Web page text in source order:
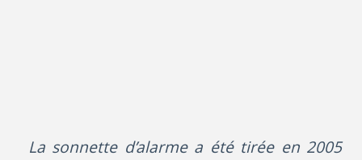
La sonnette d’alarme a été tirée en 2005